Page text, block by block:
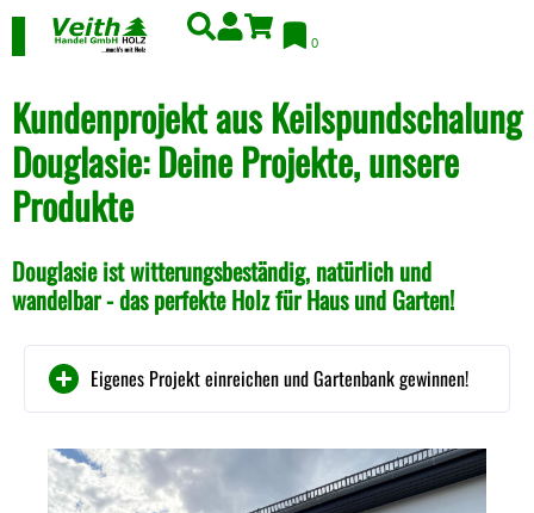
0
Kundenprojekt aus Keilspundschalung
Douglasie: Deine Projekte, unsere
Produkte
Douglasie ist witterungsbeständig, natürlich und
wandelbar - das perfekte Holz für Haus und Garten!
Eigenes Projekt einreichen und Gartenbank gewinnen!